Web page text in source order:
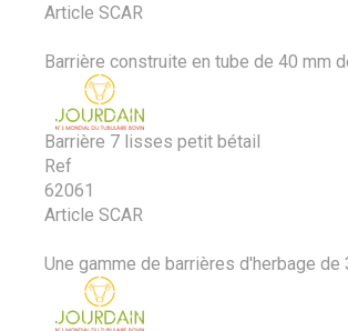
Article SCAR
Barrière construite en tube de 40 mm
Barrière 7 lisses petit bétail
Ref
62061
Article SCAR
Une gamme de barrières d'herbage